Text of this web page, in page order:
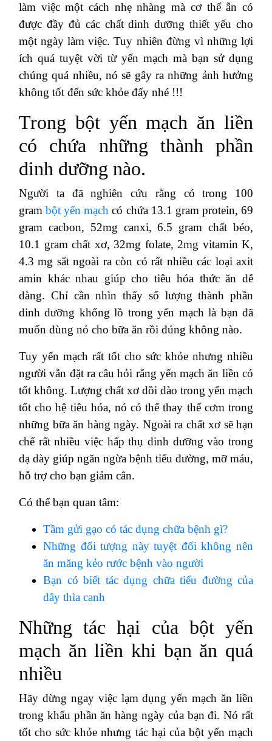
làm việc một cách nhẹ nhàng mà cơ thể ẫn có
được đầy đủ các chất dinh dưỡng thiết yếu cho
một ngày làm việc. Tuy nhiên đừng vì những lợi
ích quá tuyệt vời từ yến mạch mà bạn sử dụng
chúng quá nhiều, nó sẽ gây ra những ảnh hưởng
không tốt đến sức khỏe đấy nhé !!!
Trong bột yến mạch ăn liền
có chứa những thành phần
dinh dưỡng nào.
Người ta đã nghiên cứu rằng có trong 100
grambột yến mạch có chứa 13.1 gram protein, 69
gram cacbon, 52mg canxi, 6.5 gram chất béo,
10.1 gram chất xơ, 32mg folate, 2mg vitamin K,
4.3 mg sắt ngoài ra còn có rất nhiều các loại axit
amin khác nhau giúp cho tiêu hóa thức ăn dễ
dàng. Chỉ cần nhìn thấy số lượng thành phần
dinh dưỡng khổng lồ trong yến mạch là bạn đã
muốn dùng nó cho bữa ăn rồi đúng không nào.
Tuy yến mạch rất tốt cho sức khỏe nhưng nhiều
người vẫn đặt ra câu hỏi rằng yến mạch ăn liền có
tốt không. Lượng chất xơ dồi dào trong yến mạch
tốt cho hệ tiêu hóa, nó có thể thay thế cơm trong
những bữa ăn hàng ngày. Ngoài ra chất xơ sẽ hạn
chế rất nhiều việc hấp thụ dinh dưỡng vào trong
dạ dày giúp ngăn ngừa bệnh tiểu đường, mỡ máu,
hỗ trợ cho bạn giảm cân.
Có thể bạn quan tâm:
Tầm gửi gạo có tác dụng chữa bệnh gì?
Những đối tượng này tuyệt đối không nên
ăn măng kẻo rước bệnh vào người
Bạn có biết tác dụng chữa tiểu đường của
dây thìa canh
Những tác hại của bột yến
mạch ăn liền khi bạn ăn quá
nhiều
Hãy dừng ngay việc lạm dụng yến mạch ăn liền
trong khẩu phần ăn hàng ngày của bạn đi. Nó rất
tốt cho sức khỏe nhưng tác hại của bột yến mạch